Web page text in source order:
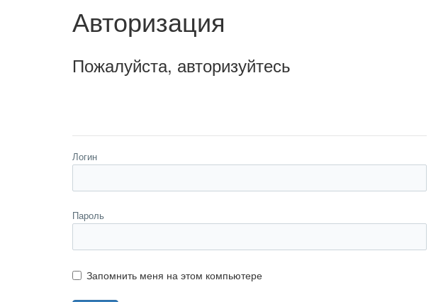
Авторизация
Пожалуйста, авторизуйтесь
Логин
Пароль
Запомнить меня на этом компьютере